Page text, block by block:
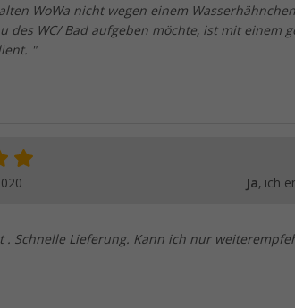
WoWa nicht wegen einem
des WC/ Bad aufgeben möchte, ist mit einem
"
Ja, ich
. Schnelle Lieferung. Kann ich nur